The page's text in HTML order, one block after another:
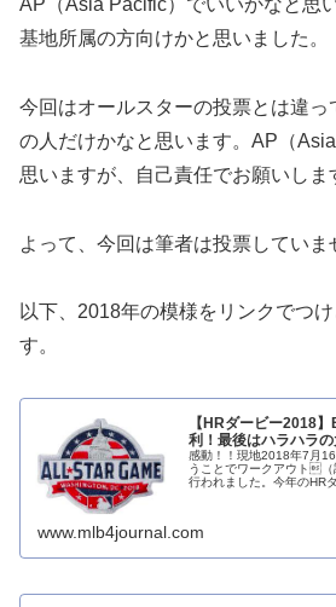
AP（Asia Pacific）でいいかなと思
基地所属の方向けかと思いました。
今回はオールスターの投票とは違
の人だけかなと思います。AP（
思いますが、自己責任でお願いしま
よって、今回は筆者は投票していま
以下、2018年の模様をリンクでつ
す。
【HRダービー2018
利！最後はハラハラの
感動！！現地2018年7月
うことでワークアウト
行われました。今年のHR
www.mlb4journal.com